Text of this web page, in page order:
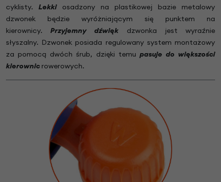
cyklisty. Lekki osadzony na plastikowej bazie metalowy
dzwonek będzie wyróżniającym się punktem na
kierownicy.Przyjemny dźwięk dzwonka jest wyraźnie
słyszalny. Dzwonek posiada regulowany system montażowy
za pomocą dwóch śrub, dzięki temu pasuje do większości
kierownic rowerowych.